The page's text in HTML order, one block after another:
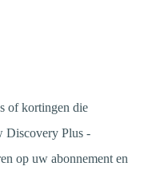
of kortingen die
Discovery Plus -
op uw abonnement en